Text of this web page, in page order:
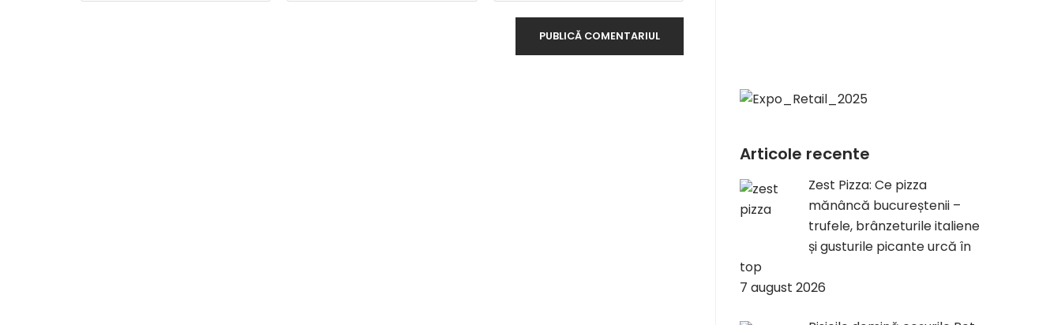
Articole recente
Zest Pizza: Ce pizza
mănâncă bucureștenii –
trufele, brânzeturile italiene
și gusturile picante urcă în
top
7 august 2026